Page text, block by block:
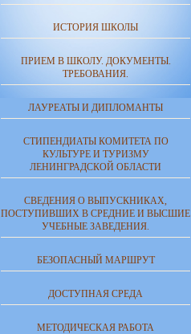
ИСТОРИЯ ШКОЛЫ
ПРИЕМ В ШКОЛУ. ДОКУМЕНТЫ.
ТРЕБОВАНИЯ.
ЛАУРЕАТЫ И ДИПЛОМАНТЫ
СТИПЕНДИАТЫ КОМИТЕТА ПО
КУЛЬТУРЕ И ТУРИЗМУ
ЛЕНИНГРАДСКОЙ ОБЛАСТИ
СВЕДЕНИЯ О ВЫПУСКНИКАХ,
ПОСТУПИВШИХ В СРЕДНИЕ И ВЫСШИЕ
УЧЕБНЫЕ ЗАВЕДЕНИЯ.
БЕЗОПАСНЫЙ МАРШРУТ
ДОСТУПНАЯ СРЕДА
МЕТОДИЧЕСКАЯ РАБОТА